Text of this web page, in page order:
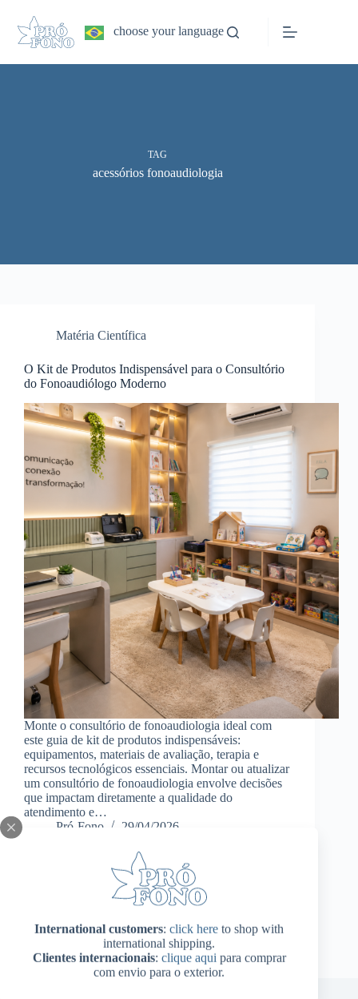
conteúdo
International customers: click here to shop with
international shipping.
Clientes internacionais: clique aqui para comprar
com envio para o exterior.
choose your language
TAG
acessórios fonoaudiologia
Matéria Científica
O Kit de Produtos Indispensável para o Consultório
do Fonoaudiólogo Moderno
Monte o consultório de fonoaudiologia ideal com
este guia de kit de produtos indispensáveis:
equipamentos, materiais de avaliação, terapia e
recursos tecnológicos essenciais. Montar ou atualizar
um consultório de fonoaudiologia envolve decisões
que impactam diretamente a qualidade do
atendimento e…
Pró-Fono
29/04/2026